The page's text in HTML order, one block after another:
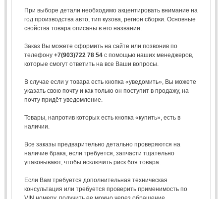
При выборе детали необходимо акцентировать внимание на
год производства авто, тип кузова, регион сборки. Основные
свойства товара описаны в его названии.
Заказ Вы можете оформить на сайте или позвонив по
телефону +7(903)722 78 54с помощью наших менеджеров,
которые смогут ответить на все Ваши вопросы.
В случае если у товара есть кнопка «уведомить», Вы можете
указать свою почту и как только он поступит в продажу, на
почту придёт уведомление.
Товары, напротив которых есть кнопка «купить», есть в
наличии.
Все заказы предварительно детально проверяются на
наличие брака, если требуется, запчасти тщательно
упаковывают, чтобы исключить риск боя товара.
Если Вам требуется дополнительная техническая
консультация или требуется проверить применимость по